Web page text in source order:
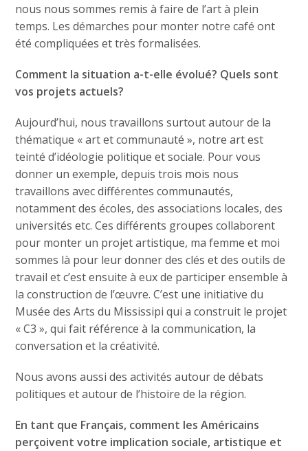
nous nous sommes remis à faire de l’art à plein
temps. Les démarches pour monter notre café ont
été compliquées et très formalisées.
Comment la situation a-t-elle évolué? Quels sont
vos projets actuels?
Aujourd’hui, nous travaillons surtout autour de la
thématique « art et communauté », notre art est
teinté d’idéologie politique et sociale. Pour vous
donner un exemple, depuis trois mois nous
travaillons avec différentes communautés,
notamment des écoles, des associations locales, des
universités etc. Ces différents groupes collaborent
pour monter un projet artistique, ma femme et moi
sommes là pour leur donner des clés et des outils de
travail et c’est ensuite à eux de participer ensemble à
la construction de l’œuvre. C’est une initiative du
Musée des Arts du Mississipi qui a construit le projet
« C3 », qui fait référence à la communication, la
conversation et la créativité.
Nous avons aussi des activités autour de débats
politiques et autour de l’histoire de la région.
En tant que Français, comment les Américains
perçoivent votre implication sociale, artistique et